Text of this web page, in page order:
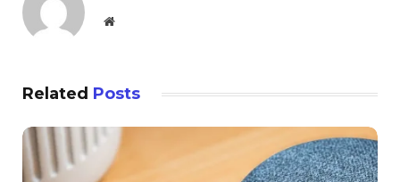
Website
Related Posts